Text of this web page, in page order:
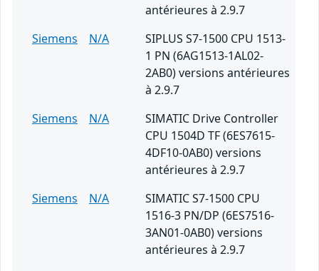
antérieures à 2.9.7
Siemens
N/A
SIPLUS S7-1500 CPU 1513-
1 PN (6AG1513-1AL02-
2AB0) versions antérieures
à 2.9.7
Siemens
N/A
SIMATIC Drive Controller
CPU 1504D TF (6ES7615-
4DF10-0AB0) versions
antérieures à 2.9.7
Siemens
N/A
SIMATIC S7-1500 CPU
1516-3 PN/DP (6ES7516-
3AN01-0AB0) versions
antérieures à 2.9.7